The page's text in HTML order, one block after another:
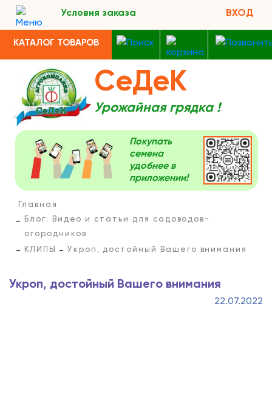
Условия заказа ВХОД
КАТАЛОГ ТОВАРОВ
СеДеК
Урожайная грядка !
Покупать
семена
удобнее в
приложении!
Главная
Блог: Видео и статьи для садоводов-
огородников
КЛИПЫ
Укроп, достойный Вашего внимания
Укроп, достойный Вашего внимания
22.07.2022